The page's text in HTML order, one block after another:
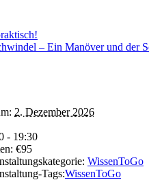
– Ein Manöver und der
2. Dezember 2026
- 19:30
€95
WissenToGo
Tags:WissenToGo